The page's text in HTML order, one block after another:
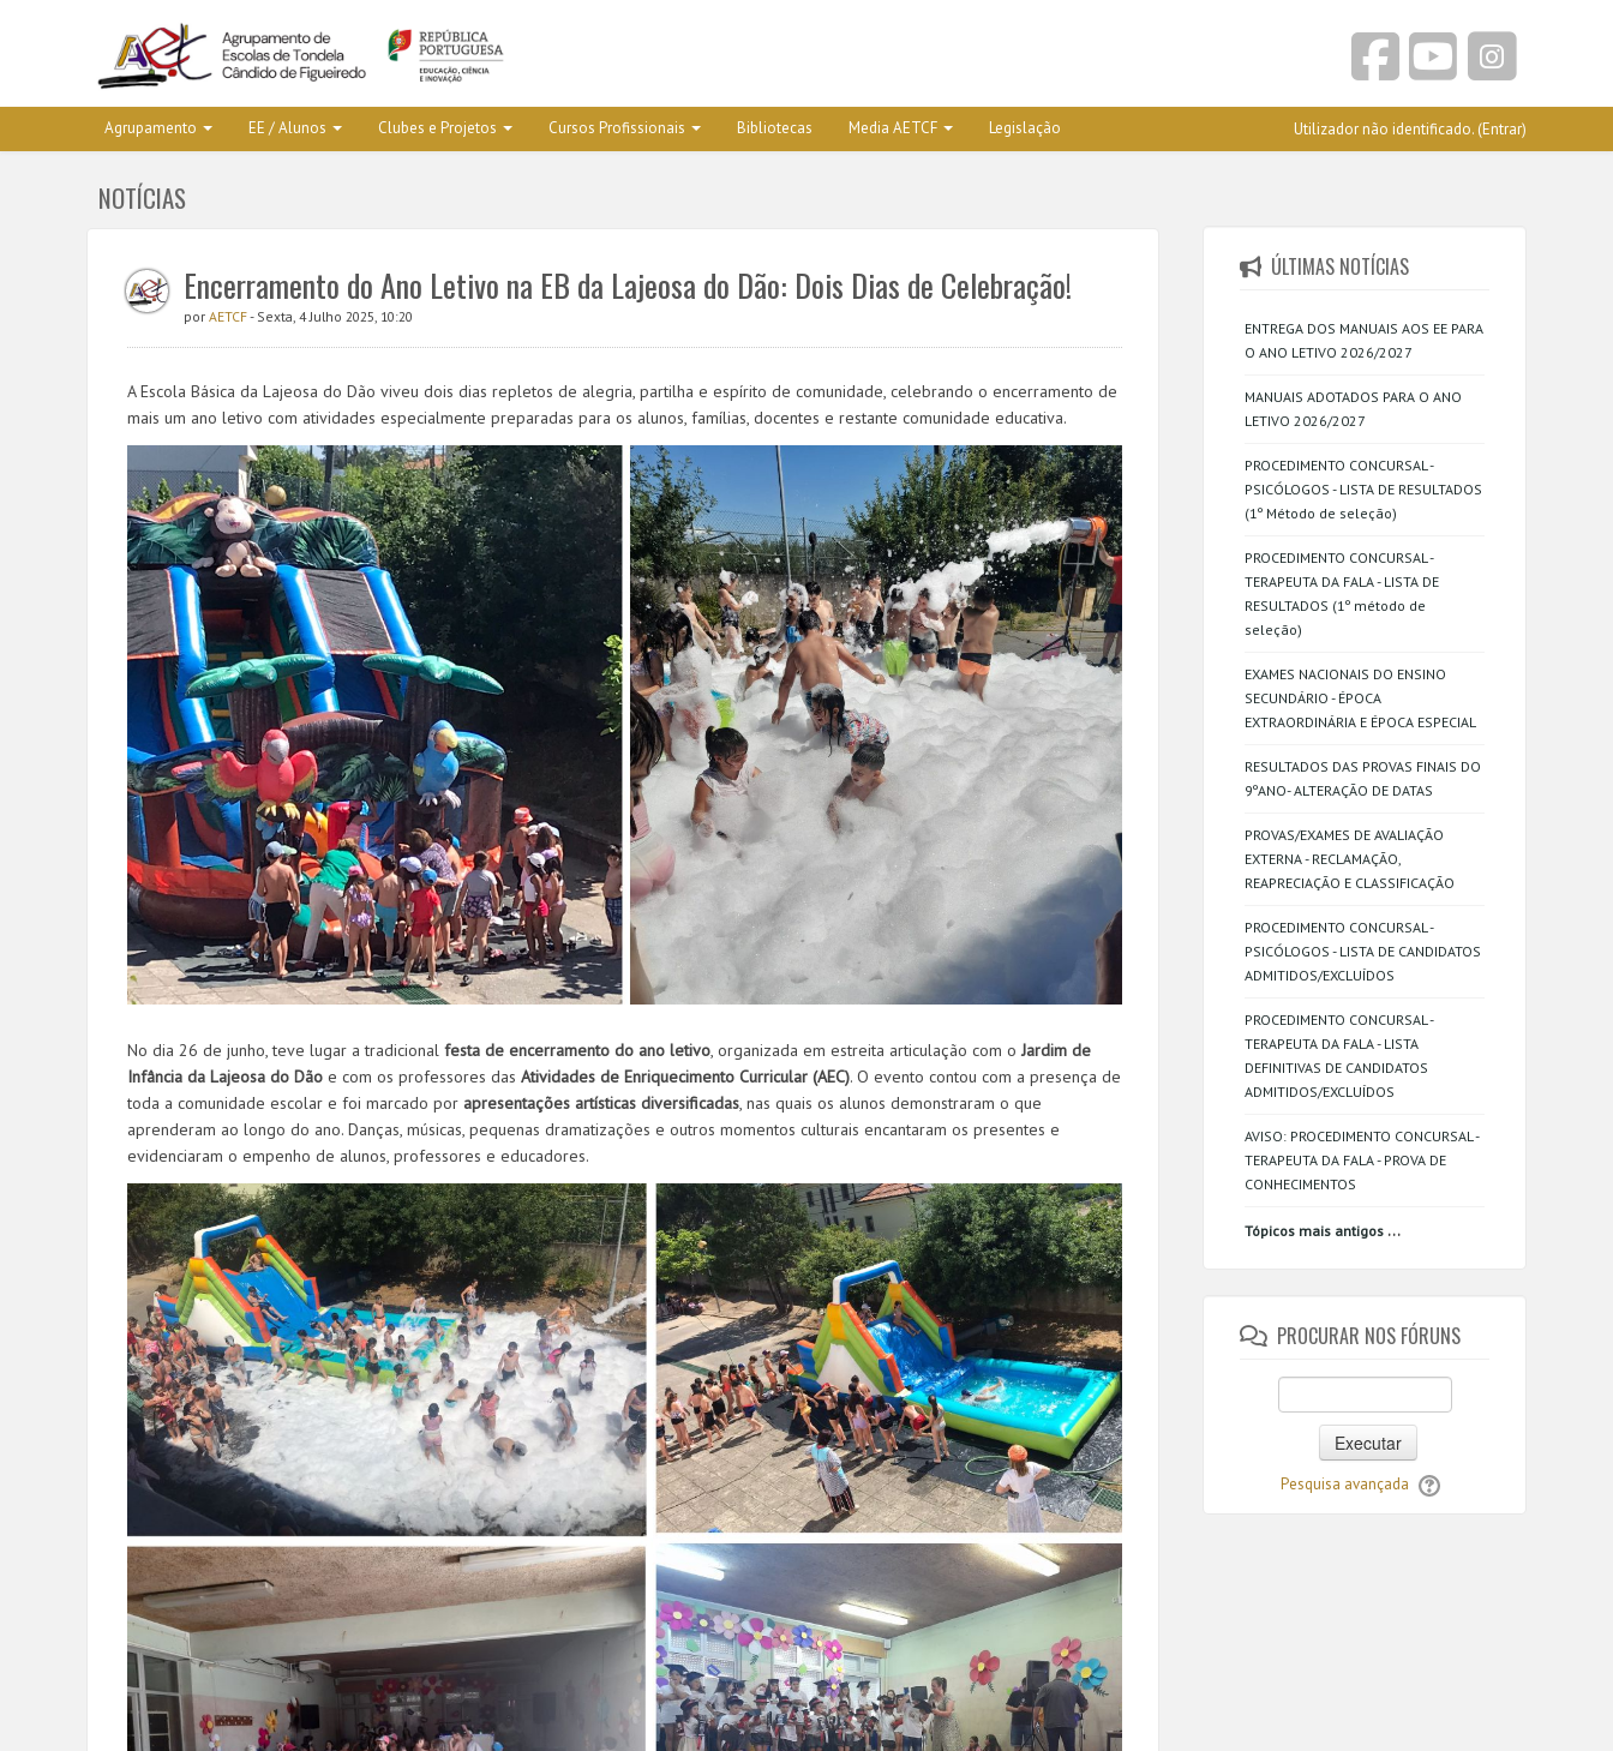
Agrupamento EE / Alunos Clubes e Projetos Cursos Profissionais Bibliotecas Media AETCF Legislação Utilizador não identificado. (Entrar)
NOTÍCIAS
Encerramento do Ano Letivo na EB da Lajeosa do Dão: Dois Dias de Celebração!
por AETCF- Sexta, 4 Julho 2025, 10:20
A Escola Básica da Lajeosa do Dão viveu dois dias repletos de alegria, partilha e espírito de comunidade, celebrando o encerramento de
mais um ano letivo com atividades especialmente preparadas para os alunos, famílias, docentes e restante comunidade educativa.
No dia 26 de junho, teve lugar a tradicional festa de encerramento do ano letivo, organizada em estreita articulação com oJardim de
Infância da Lajeosa do Dão e com os professores das Atividades de Enriquecimento Curricular (AEC). O evento contou com a presença de
toda a comunidade escolar e foi marcado por apresentações artísticas diversificadas, nas quais os alunos demonstraram o que
aprenderam ao longo do ano. Danças, músicas, pequenas dramatizações e outros momentos culturais encantaram os presentes e
evidenciaram o empenho de alunos, professores e educadores.
ÚLTIMAS NOTÍCIAS
ENTREGA DOS MANUAIS AOS EE PARA
O ANO LETIVO 2026/2027
MANUAIS ADOTADOS PARA O ANO
LETIVO 2026/2027
PROCEDIMENTO CONCURSAL -
PSICÓLOGOS - LISTA DE RESULTADOS
(1º Método de seleção)
PROCEDIMENTO CONCURSAL -
TERAPEUTA DA FALA - LISTA DE
RESULTADOS (1º método de
seleção)
EXAMES NACIONAIS DO ENSINO
SECUNDÁRIO - ÉPOCA
EXTRAORDINÁRIA E ÉPOCA ESPECIAL
RESULTADOS DAS PROVAS FINAIS DO
9ºANO- ALTERAÇÃO DE DATAS
PROVAS/EXAMES DE AVALIAÇÃO
EXTERNA - RECLAMAÇÃO,
REAPRECIAÇÃO E CLASSIFICAÇÃO
PROCEDIMENTO CONCURSAL -
PSICÓLOGOS - LISTA DE CANDIDATOS
ADMITIDOS/EXCLUÍDOS
PROCEDIMENTO CONCURSAL -
TERAPEUTA DA FALA - LISTA
DEFINITIVAS DE CANDIDATOS
ADMITIDOS/EXCLUÍDOS
AVISO: PROCEDIMENTO CONCURSAL -
TERAPEUTA DA FALA - PROVA DE
CONHECIMENTOS
Tópicos mais antigos ...
PROCURAR NOS FÓRUNS
Executar
Pesquisa avançada